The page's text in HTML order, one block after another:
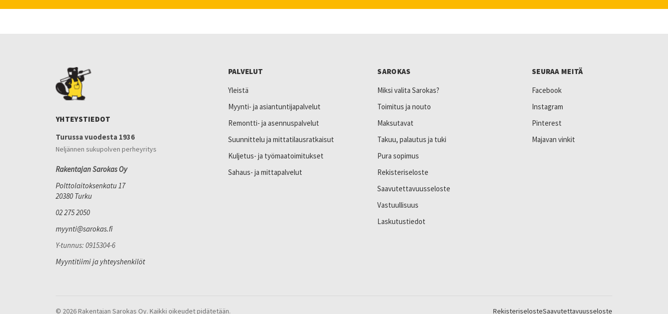
YHTEYSTIEDOT
Turussa vuodesta 1936
Neljännen sukupolven perheyritys
Rakentajan Sarokas Oy
Polttolaitoksenkatu 17
20380 Turku
02 275 2050
myynti@sarokas.fi
Y-tunnus: 0915304-6
Myyntitiimi ja yhteyshenkilöt
PALVELUT
Yleistä
Myynti- ja asiantuntijapalvelut
Remontti- ja asennuspalvelut
Suunnittelu ja mittatilausratkaisut
Kuljetus- ja työmaatoimitukset
Sahaus- ja mittapalvelut
SAROKAS
Miksi valita Sarokas?
Toimitus ja nouto
Maksutavat
Takuu, palautus ja tuki
Pura sopimus
Rekisteriseloste
Saavutettavuusseloste
Vastuullisuus
Laskutustiedot
SEURAA MEITÄ
Facebook
Instagram
Pinterest
Majavan vinkit
© 2026 Rakentajan Sarokas Oy. Kaikki oikeudet pidätetään. RekisteriselosteSaavutettavuusseloste